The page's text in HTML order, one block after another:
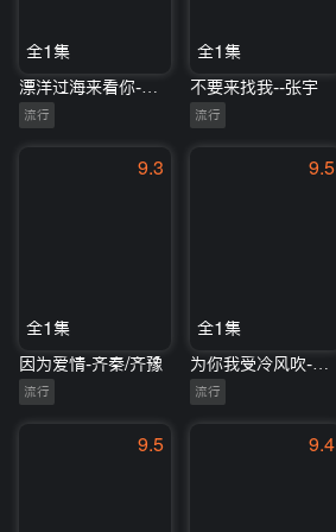
全1集
流行
全1集
不要来找我--张宇
流行
9.3
全1集
因为爱情-齐秦/齐豫
流行
9.5
全1集
流行
9.5 9.4